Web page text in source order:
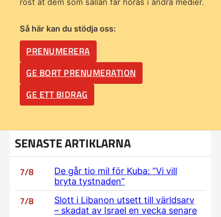
röst åt dem som sällan får höras i andra medier.
Så här kan du stödja oss:
PRENUMERERA
GE BORT PRENUMERATION
GE ETT BIDRAG
SENASTE ARTIKLARNA
7/8
De går tio mil för Kuba: ”Vi vill
bryta tystnaden”
7/8
Slott i Libanon utsett till världsarv
– skadat av Israel en vecka senare